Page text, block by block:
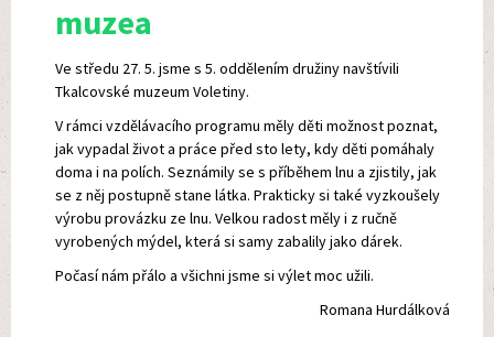
muzea
Ve středu 27. 5. jsme s 5. oddělením družiny navštívili
Tkalcovské muzeum Voletiny.
V rámci vzdělávacího programu měly děti možnost poznat,
jak vypadal život a práce před sto lety, kdy děti pomáhaly
doma i na polích. Seznámily se s příběhem lnu a zjistily, jak
se z něj postupně stane látka. Prakticky si také vyzkoušely
výrobu provázku ze lnu. Velkou radost měly i z ručně
vyrobených mýdel, která si samy zabalily jako dárek.
Počasí nám přálo a všichni jsme si výlet moc užili.
Romana Hurdálková